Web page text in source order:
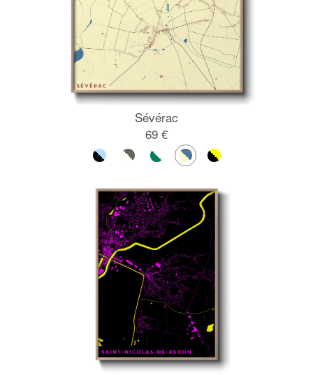
Sévérac
69 €